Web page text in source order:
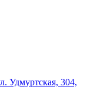
Удмуртская, 304,